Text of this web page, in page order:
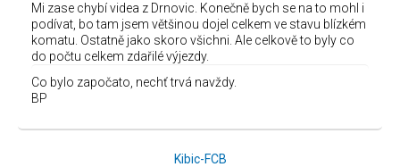
Mi zase chybí videa z Drnovic. Konečně bych se na to mohl i
podívat, bo tam jsem většinou dojel celkem ve stavu blízkém
komatu. Ostatně jako skoro všichni. Ale celkově to byly co
do počtu celkem zdařilé výjezdy.
Co bylo započato, nechť trvá navždy.
BP
Kibic-FCB